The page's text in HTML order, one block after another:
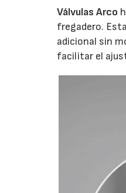
Válvulas Arco
fregadero.
adicional sin
facilitar el